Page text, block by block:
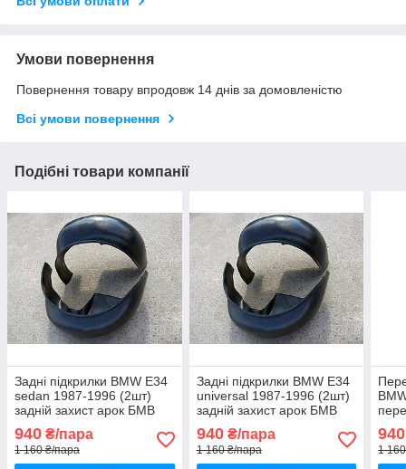
Умови повернення
Повернення товару впродовж 14 днів за домовленістю
Всі умови повернення
Подібні товари компанії
Задні підкрилки BMW E34
sedan 1987-1996 (2шт)
задній захист арок БМВ
940 ₴/пара
1 160 ₴/пара
Задні підкрилки BMW E34
universal 1987-1996 (2шт)
задній захист арок БМВ
940₴/пара
1 160 ₴/пара
940
1